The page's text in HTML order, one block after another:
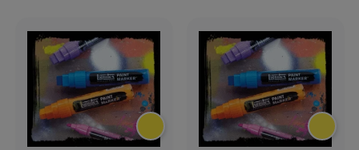
behöva, såsom pennvässare, blyertsstift, pennfodral m.m.
Köp pennor online via Matton idag, vi har alltid snabba
leveranser från vårt eget lager!